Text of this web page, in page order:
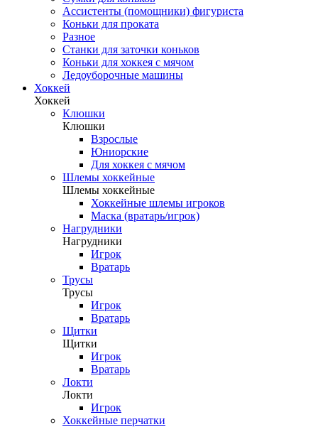
Ассистенты (помощники) фигуриста
Коньки для проката
Разное
Станки для заточки коньков
Коньки для хоккея с мячом
Ледоуборочные машины
Хоккей
Хоккей
Клюшки
Клюшки
Взрослые
Юниорские
Для хоккея с мячом
Шлемы хоккейные
Шлемы хоккейные
Хоккейные шлемы игроков
Маска (вратарь/игрок)
Нагрудники
Нагрудники
Игрок
Вратарь
Трусы
Трусы
Игрок
Вратарь
Щитки
Щитки
Игрок
Вратарь
Локти
Локти
Игрок
Хоккейные перчатки